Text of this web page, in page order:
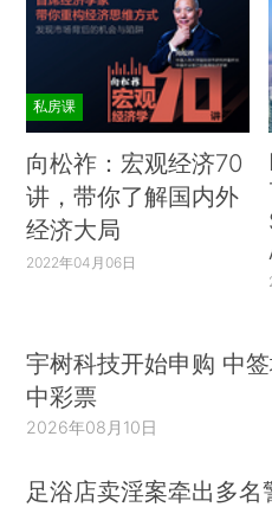
私房课
向松祚：宏观经济70
讲，带你了解国内外
经济大局
2022年04月06日
宇树科技开始申购 中
中彩票
2026年08月10日
足浴店卖淫案牵出多名